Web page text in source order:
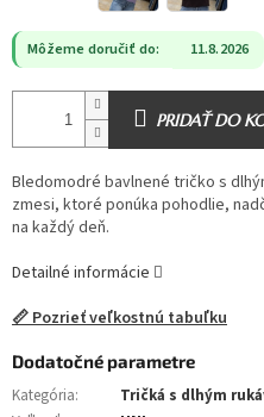
Môžeme doručiť do: 11.8.2026
PRIDAŤ DO
Bledomodré bavlnené tričko s
zmesi, ktoré ponúka pohodlie,
na každý deň.
Detailné informácie
📏 Pozrieť veľkostnú tabuľku
Dodatočné parametre
Kategória:
Tričká s dlhým